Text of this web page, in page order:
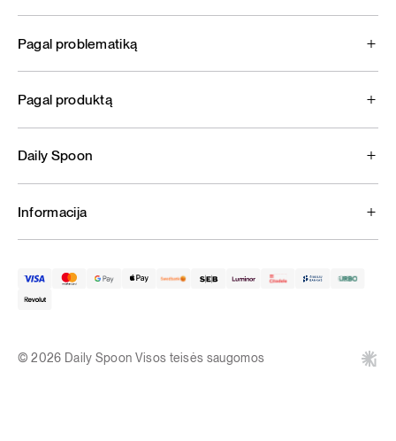
Pagal problematiką
Pagal produktą
Daily Spoon
Informacija
© 2026 Daily Spoon Visos teisės saugomos